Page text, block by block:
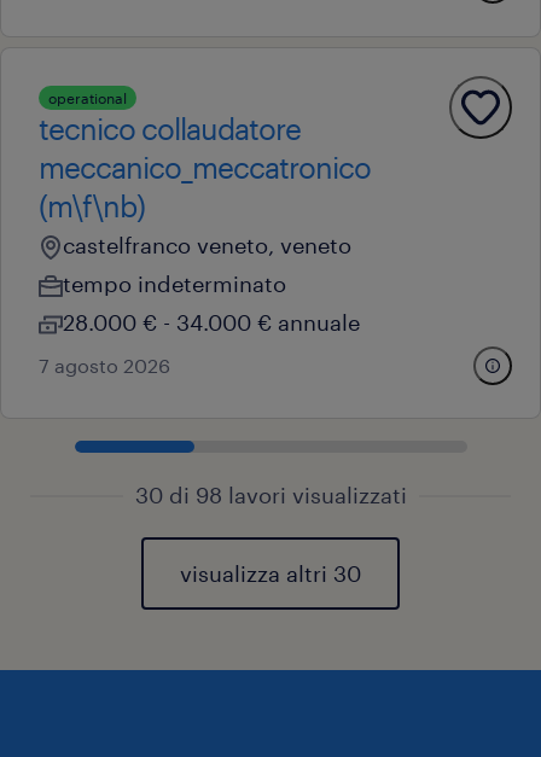
operational
tecnico collaudatore
meccanico_meccatronico
(m\f\nb)
castelfranco veneto, veneto
tempo indeterminato
28.000 € - 34.000 € annuale
7 agosto 2026
30 di 98 lavori visualizzati
visualizza altri 30